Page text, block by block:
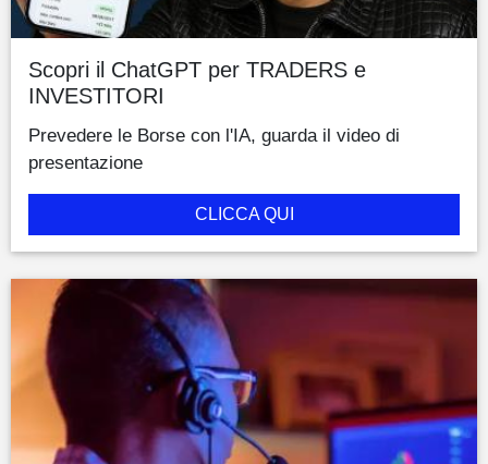
Scopri il ChatGPT per TRADERS e
INVESTITORI
Prevedere le Borse con l'IA, guarda il video di
presentazione
CLICCA QUI